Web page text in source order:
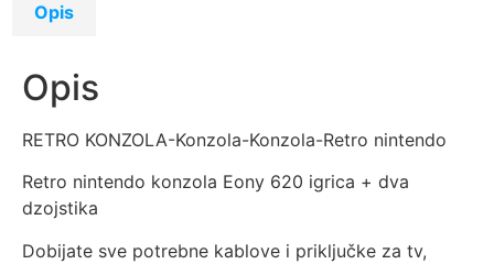
Opis
Opis
RETRO KONZOLA-Konzola-Konzola-Retro nintendo
Retro nintendo konzola Eony 620 igrica + dva
dzojstika
Dobijate sve potrebne kablove i priključke za tv,